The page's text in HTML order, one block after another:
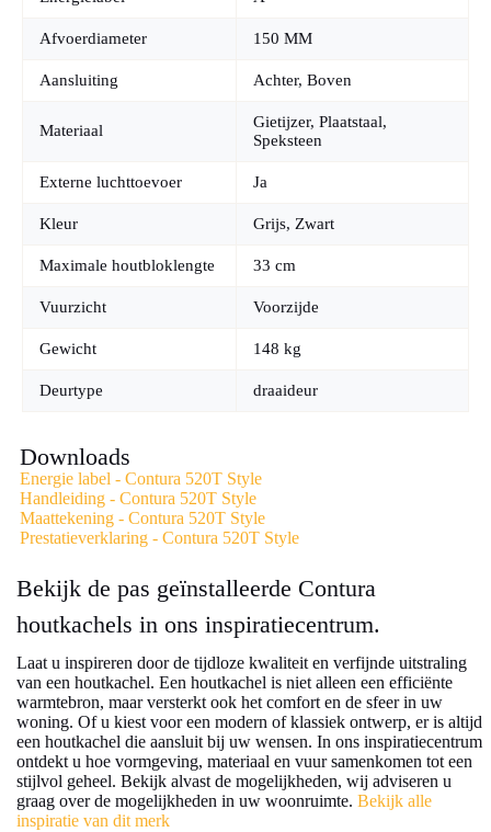
Regelmatig onderhoud verlengt de levensduur van de kachel en
veiligheid. Wij begeleiden u bij de juiste keuze op basis van uw
woningtype en interieur.
Kom langs in onze showroom en ervaar de warme gloed van
vrijblijvend en helpen u de juiste uitvoering te kiezen.
Afvoerdiameter 150 MM
Aansluiting Achter, Boven
Materiaal
Gietijzer, Plaatstaal,
Speksteen
Externe luchttoevoer Ja
Kleur Grijs, Zwart
Maximale houtbloklengte 33 cm
Vuurzicht Voorzijde
Gewicht 148 kg
Deurtype draaideur
Downloads
Energie label - Contura 520T Style
Handleiding - Contura 520T Style
Maattekening - Contura 520T Style
Prestatieverklaring - Contura 520T Style
Bekijk de pas geïnstalleerde Contura
houtkachels in ons inspiratiecentrum.
Laat u inspireren door de tijdloze kwaliteit en verfijnde uitstraling
van een houtkachel. Een houtkachel is niet alleen een efficiënte
warmtebron, maar versterkt ook het comfort en de sfeer in uw
woning. Of u kiest voor een modern of klassiek ontwerp, er is altijd
een houtkachel die aansluit bij uw wensen. In ons inspiratiecentrum
ontdekt u hoe vormgeving, materiaal en vuur samenkomen tot een
stijlvol geheel. Bekijk alvast de mogelijkheden, wij adviseren u
graag over de mogelijkheden in uw woonruimte. Bekijk alle
inspiratie van dit merk